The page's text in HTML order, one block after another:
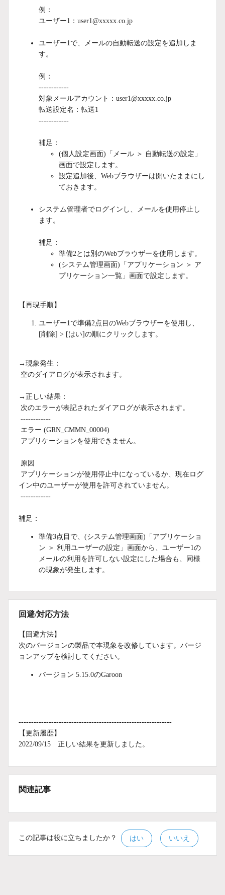
例：
ユーザー1：user1@xxxxx.co.jp
ユーザー1で、メールの自動転送の設定を追加しま
す。
例：
------------
対象メールアカウント：user1@xxxxx.co.jp
転送設定名：転送1
------------
補足：
(個人設定画面)「メール ＞ 自動転送の設定」
画面で設定します。
設定追加後、Webブラウザーは開いたままにし
ておきます。
システム管理者でログインし、メールを使用停止し
ます。
補足：
準備2とは別のWebブラウザーを使用します。
(システム管理画面)「アプリケーション ＞ ア
プリケーション一覧」画面で設定します。
【再現手順】
ユーザー1で準備2点目のWebブラウザーを使用し、
[削除] > [はい]の順にクリックします。
→現象発生：
空のダイアログが表示されます。
→正しい結果：
次のエラーが表記されたダイアログが表示されます。
------------
エラー (GRN_CMMN_00004)
アプリケーションを使用できません。
原因
アプリケーションが使用停止中になっているか、現在ログ
イン中のユーザーが使用を許可されていません。
------------
補足：
準備3点目で、(システム管理画面)「アプリケーショ
ン ＞ 利用ユーザーの設定」画面から、ユーザー1の
メールの利用を許可しない設定にした場合も、同様
の現象が発生します。
回避/対応方法
【回避方法】
次のバージョンの製品で本現象を改修しています。バージ
ョンアップを検討してください。
バージョン 5.15.0のGaroon
-------------------------------------------------------------
【更新履歴】
2022/09/15 正しい結果を更新しました。
関連記事
この記事は役に立ちましたか？ はい いいえ